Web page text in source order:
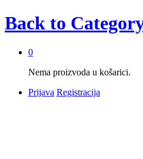
Back to
0
Nema proizvoda u košarici.
Prijava Registracija